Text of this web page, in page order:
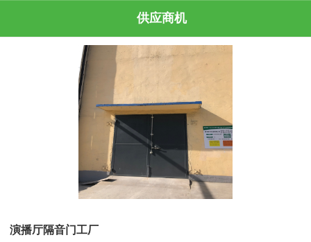
供应商机
演播厅隔音门工厂